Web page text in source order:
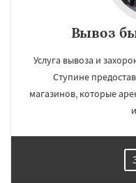
Вывоз
Услуга вывоза и
Ступине
магазинов, которые